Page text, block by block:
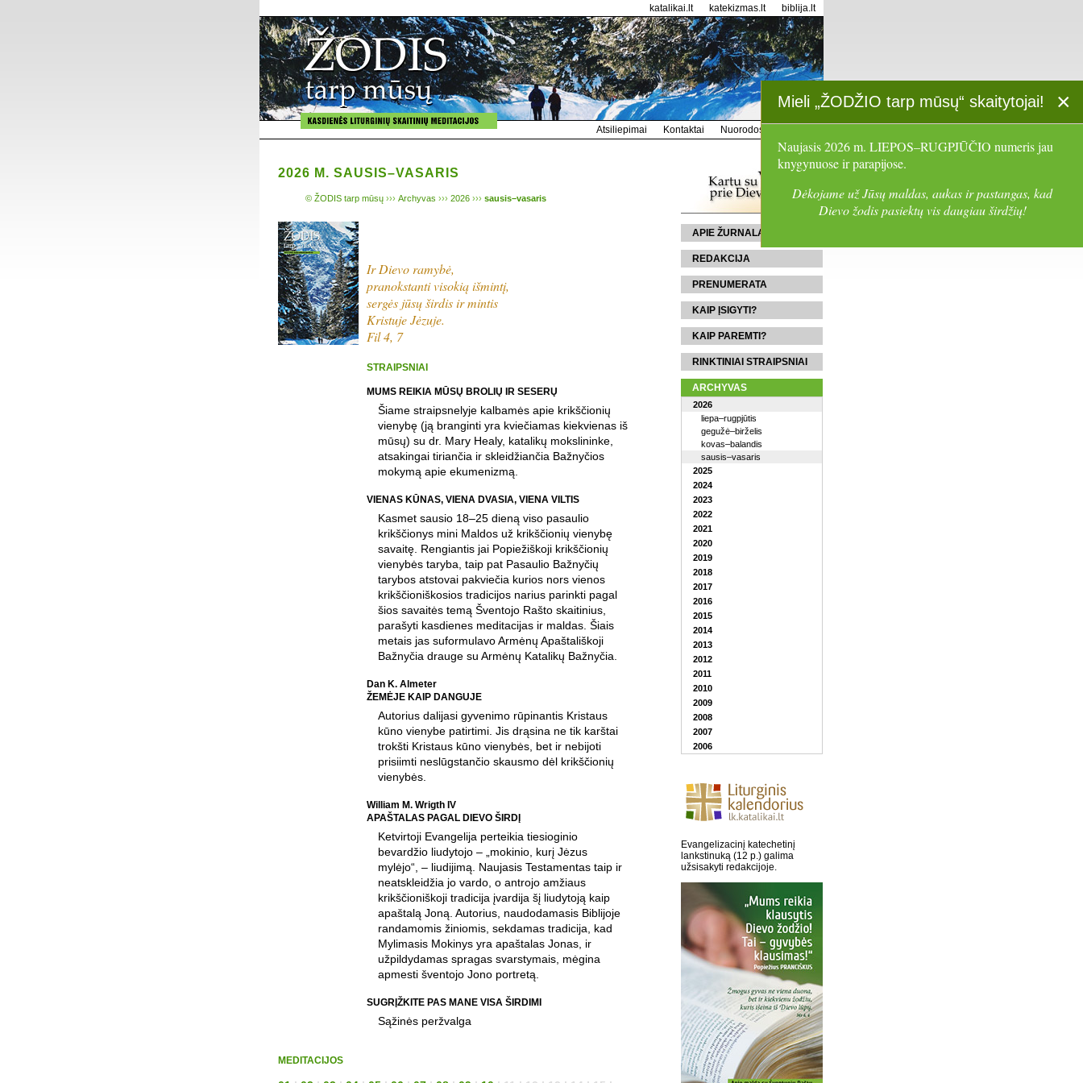
katalikai.lt katekizmas.lt biblija.lt
Atsiliepimai Kontaktai Nuorodos
2026 M. SAUSIS–VASARIS
© ŽODIS tarp mūsų ››› Archyvas ››› 2026 ››› sausis–vasaris
Ir Dievo ramybė,
pranokstanti visokią išmintį,
sergės jūsų širdis ir mintis
Kristuje Jėzuje.
Fil 4, 7
STRAIPSNIAI
MUMS REIKIA MŪSŲ BROLIŲ IR SESERŲ
Šiame straipsnelyje kalbamės apie krikščionių
vienybę (ją branginti yra kviečiamas kiekvienas iš
mūsų) su dr. Mary Healy, katalikų mokslininke,
atsakingai tiriančia ir skleidžiančia Bažnyčios
mokymą apie ekumenizmą.
VIENAS KŪNAS, VIENA DVASIA, VIENA VILTIS
Kasmet sausio 18–25 dieną viso pasaulio
krikščionys mini Maldos už krikščionių vienybę
savaitę. Rengiantis jai Popiežiškoji krikščionių
vienybės taryba, taip pat Pasaulio Bažnyčių
tarybos atstovai pakviečia kurios nors vienos
krikščioniškosios tradicijos narius parinkti pagal
šios savaitės temą Šventojo Rašto skaitinius,
parašyti kasdienes meditacijas ir maldas. Šiais
metais jas suformulavo Armėnų Apaštališkoji
Bažnyčia drauge su Armėnų Katalikų Bažnyčia.
Dan K. Almeter
ŽEMĖJE KAIP DANGUJE
Autorius dalijasi gyvenimo rūpinantis Kristaus
kūno vienybe patirtimi. Jis drąsina ne tik karštai
trokšti Kristaus kūno vienybės, bet ir nebijoti
prisiimti neslūgstančio skausmo dėl krikščionių
vienybės.
William M. Wrigth IV
APAŠTALAS PAGAL DIEVO ŠIRDĮ
Ketvirtoji Evangelija perteikia tiesioginio
bevardžio liudytojo – „mokinio, kurį Jėzus
mylėjo“, – liudijimą. Naujasis Testamentas taip ir
neatskleidžia jo vardo, o antrojo amžiaus
krikščioniškoji tradicija įvardija šį liudytoją kaip
apaštalą Joną. Autorius, naudodamasis Biblijoje
randamomis žiniomis, sekdamas tradicija, kad
Mylimasis Mokinys yra apaštalas Jonas, ir
užpildydamas spragas svarstymais, mėgina
apmesti šventojo Jono portretą.
SUGRĮŽKITE PAS MANE VISA ŠIRDIMI
Sąžinės peržvalga
MEDITACIJOS
APIE ŽURNALĄ
REDAKCIJA
PRENUMERATA
KAIP ĮSIGYTI?
KAIP PAREMTI?
RINKTINIAI STRAIPSNIAI
ARCHYVAS
2026
liepa–rugpjūtis
gegužė–birželis
kovas–balandis
sausis–vasaris
2025
2024
2023
2022
2021
2020
2019
2018
2017
2016
2015
2014
2013
2012
2011
2010
2009
2008
2007
2006
Evangelizacinį katechetinį
lankstinuką (12 p.) galima
užsisakyti redakcijoje.
Mieli „ŽODŽIO tarp mūsų“ skaitytojai! ×
Naujasis 2026 m. LIEPOS–RUGPJŪČIO numeris jau
knygynuose ir parapijose.
Dėkojame už Jūsų maldas, aukas ir pastangas, kad
Dievo žodis pasiektų vis daugiau širdžių!